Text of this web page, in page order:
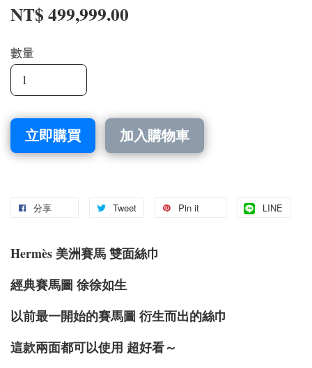
NT$ 499,999.00
數量
立即購買 加入購物車
分享 Tweet Pin it LINE
Hermès 美洲賽馬 雙面絲巾
經典賽馬圖 徐徐如生
以前最一開始的賽馬圖 衍生而出的絲巾
這款兩面都可以使用 超好看～